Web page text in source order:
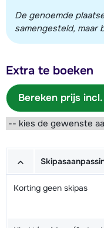
De genoemde
samengesteld, maar
Extra te boeken
Bereken prijs
Korting geen skipas